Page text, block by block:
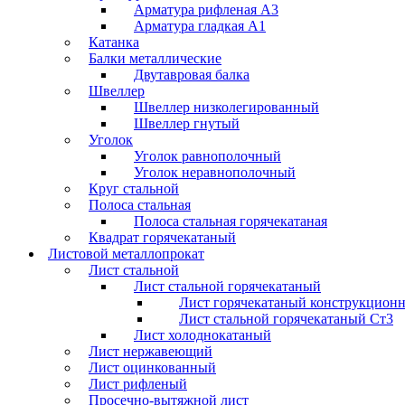
Арматура рифленая А3
Арматура гладкая А1
Катанка
Балки металлические
Двутавровая балка
Швеллер
Швеллер низколегированный
Швеллер гнутый
Уголок
Уголок равнополочный
Уголок неравнополочный
Круг стальной
Полоса стальная
Полоса стальная горячекатаная
Квадрат горячекатаный
Листовой металлопрокат
Лист стальной
Лист стальной горячекатаный
Лист горячекатаный
Лист стальной горячекатаный Ст3
Лист холоднокатаный
Лист нержавеющий
Лист оцинкованный
Лист рифленый
Просечно-вытяжной лист